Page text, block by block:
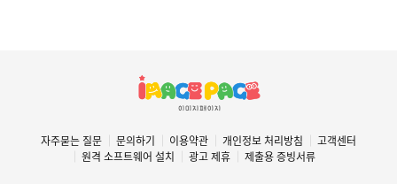
자주묻는 질문 문의하기 이용약관 개인정보 처리방침
고객센터
원격 소프트웨어 설치
광고 제휴 제출용 증빙서류